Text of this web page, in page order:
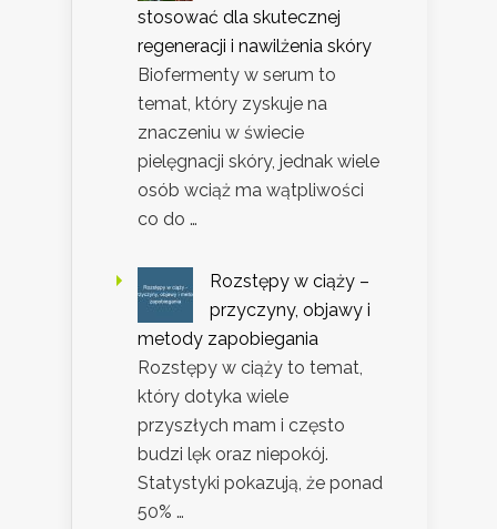
stosować dla skutecznej
regeneracji i nawilżenia skóry
Biofermenty w serum to
temat, który zyskuje na
znaczeniu w świecie
pielęgnacji skóry, jednak wiele
osób wciąż ma wątpliwości
co do …
Rozstępy w ciąży –
przyczyny, objawy i
metody zapobiegania
Rozstępy w ciąży to temat,
który dotyka wiele
przyszłych mam i często
budzi lęk oraz niepokój.
Statystyki pokazują, że ponad
50% …